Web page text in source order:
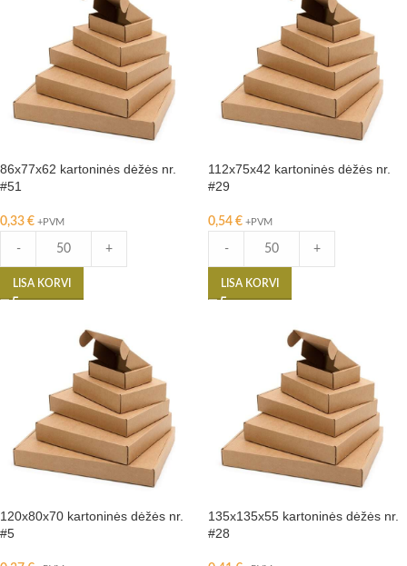
86x77x62 kartoninės dėžės nr.
#51
0,33 € +PVM
- +
LISA KORVI
112x75x42 kartoninės dėžės nr.
#29
0,54 € +PVM
- +
LISA KORVI
120x80x70 kartoninės dėžės nr.
#5
135x135x55 kartoninės dėžės nr.
#28